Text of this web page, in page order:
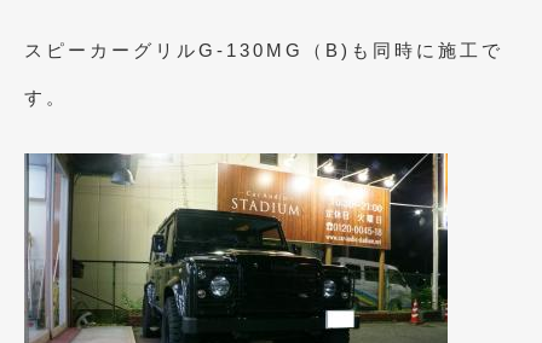
2022年8月 (1)
2022年4月(2)
2022年1月(3)
2021年12月 (2)
スピーカーグリルG-130MG（B)も同時に施工で
す。